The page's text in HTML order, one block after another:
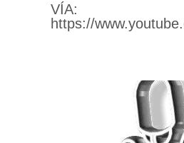
VÍA:
https://